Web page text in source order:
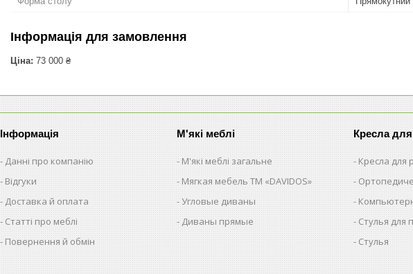
Інформація для замовлення
Ціна: 73 000 ₴
Інформація
Данні про компанію
Відгуки
Доставка й оплата
Статті про меблі
Повернення й обмін
М'які меблі
М'які меблі загальне
Мягкая мебель ТМ «DAVIDOS»
Угловые диваны
Диваны прямые
Кресла
Кресла для
Стулья для
Стулья